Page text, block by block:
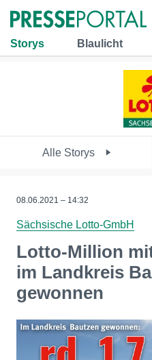
Storys Blaulicht
Alle Storys
08.06.2021 – 14:32
Sächsische Lotto-GmbH
Lotto-Million
im Landkreis
gewonnen